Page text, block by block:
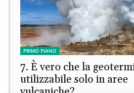
PRIMO PIANO
7. È vero che la
utilizzabile solo in aree